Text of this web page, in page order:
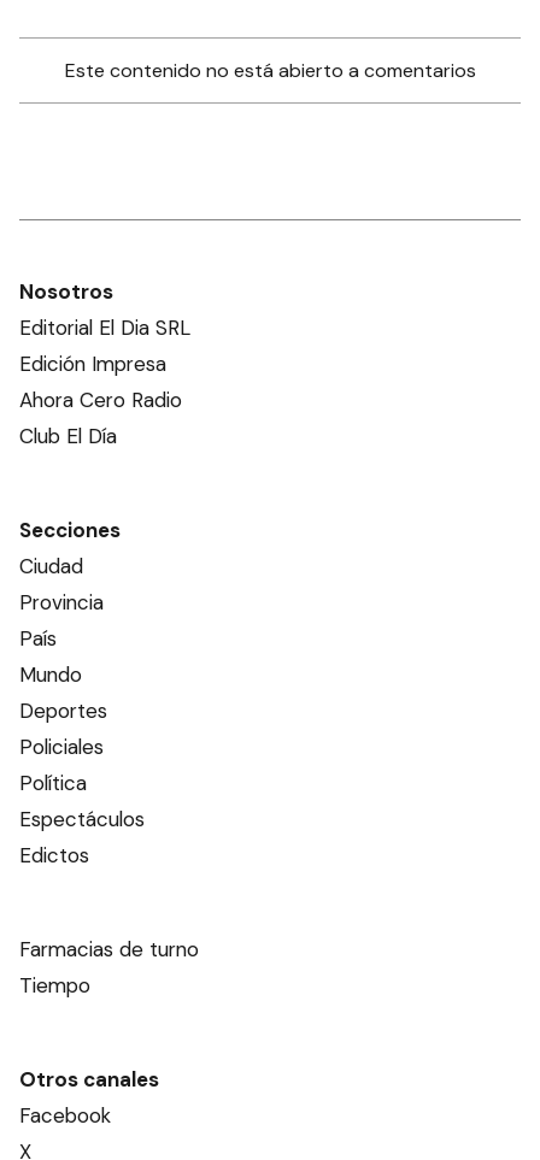
Este contenido no está abierto a comentarios
Nosotros
Editorial El Dia SRL
Edición Impresa
Ahora Cero Radio
Club El Día
Secciones
Ciudad
Provincia
País
Mundo
Deportes
Policiales
Política
Espectáculos
Edictos
Farmacias de turno
Tiempo
Otros canales
Facebook
X